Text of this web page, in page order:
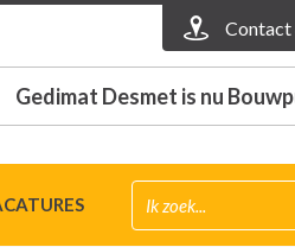
Contact
Gedimat Desmet is nu